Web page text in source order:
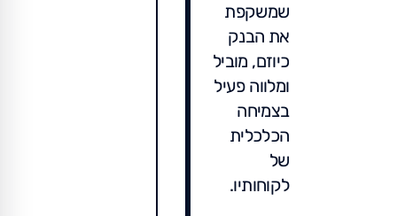
שמשקפת
את הבנק
כיוזם, מוביל
ומלווה פעיל
בצמיחה
הכלכלית
של
לקוחותיו.